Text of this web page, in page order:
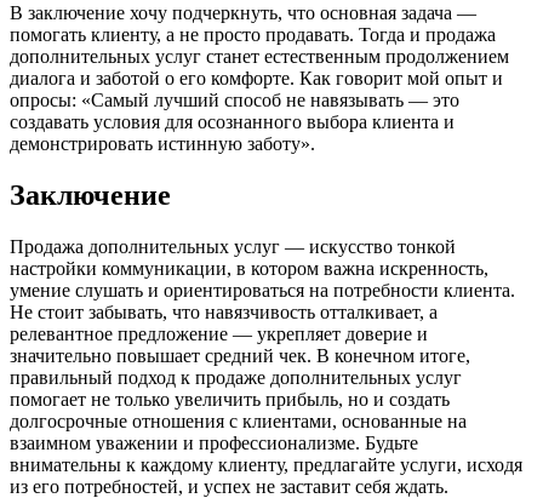
В заключение хочу подчеркнуть, что основная задача —
помогать клиенту, а не просто продавать. Тогда и продажа
дополнительных услуг станет естественным продолжением
диалога и заботой о его комфорте. Как говорит мой опыт и
опросы: «Самый лучший способ не навязывать — это
создавать условия для осознанного выбора клиента и
демонстрировать истинную заботу».
Заключение
Продажа дополнительных услуг — искусство тонкой
настройки коммуникации, в котором важна искренность,
умение слушать и ориентироваться на потребности клиента.
Не стоит забывать, что навязчивость отталкивает, а
релевантное предложение — укрепляет доверие и
значительно повышает средний чек. В конечном итоге,
правильный подход к продаже дополнительных услуг
помогает не только увеличить прибыль, но и создать
долгосрочные отношения с клиентами, основанные на
взаимном уважении и профессионализме. Будьте
внимательны к каждому клиенту, предлагайте услуги, исходя
из его потребностей, и успех не заставит себя ждать.